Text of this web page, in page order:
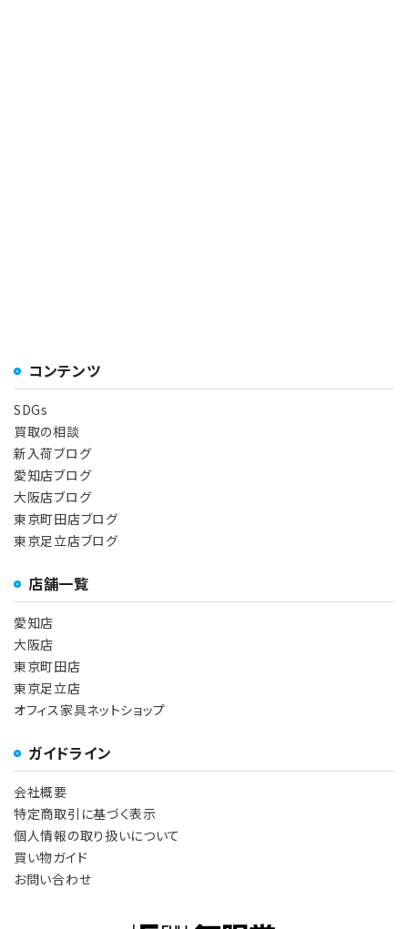
コンテンツ
SDGs
買取の相談
新入荷ブログ
愛知店ブログ
大阪店ブログ
東京町田店ブログ
東京足立店ブログ
店舗一覧
愛知店
大阪店
東京町田店
東京足立店
オフィス家具ネットショップ
ガイドライン
会社概要
特定商取引に基づく表示
個人情報の取り扱いについて
買い物ガイド
お問い合わせ